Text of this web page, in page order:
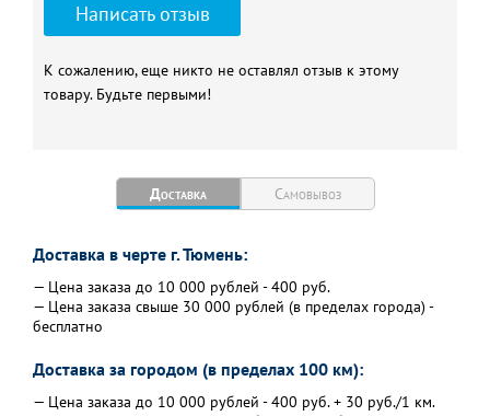
Написать отзыв
К сожалению, еще никто не оставлял отзыв к этому
товару. Будьте первыми!
Доставка Самовывоз
Доставка в черте г. Тюмень:
— Цена заказа до 10 000 рублей - 400 руб.
— Цена заказа свыше 30 000 рублей (в пределах города) -
бесплатно
Доставка за городом (в пределах 100 км):
— Цена заказа до 10 000 рублей - 400 руб. + 30 руб./1 км.